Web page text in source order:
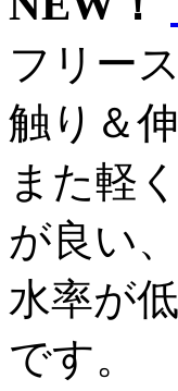
フリー
触り＆
また軽
が良い
水率が
です。